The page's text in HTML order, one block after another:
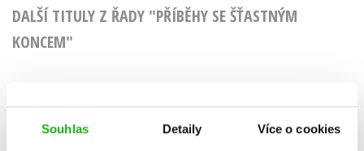
Souhlas Detaily Více o cookies
DALŠÍ TITULY Z ŘADY "PŘÍBĚHY SE ŠŤASTNÝM
KONCEM"
Příběhy se šťastným
koncem - Zatoulané
Příběhy se